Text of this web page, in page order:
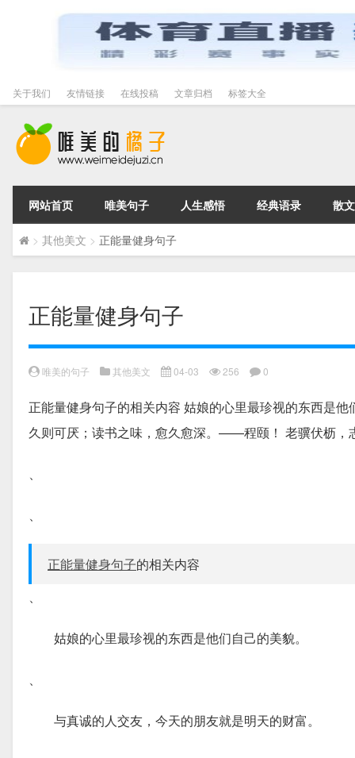
关于我们 友情链接 在线投稿 文章归档 标签大全
网站首页 唯美句子 人生感悟 经典语录 散
> 其他美文 > 正能量健身句子
正能量健身句子
唯美的句子 其他美文 04-03 256 0
正能量健身句子的相关内容 姑娘的心里最珍视的东西是
久则可厌；读书之味，愈久愈深。——程颐！ 老骥伏枥
、
、
正能量健身句子的相关内容
、
姑娘的心里最珍视的东西是他们自己的美貌。
、
与真诚的人交友，今天的朋友就是明天的财富。